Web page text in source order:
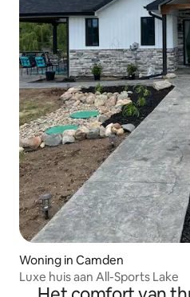
Woning in Camden
Luxe huis aan All-Sports Lake